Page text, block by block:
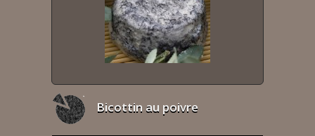
Bicottin au poivre